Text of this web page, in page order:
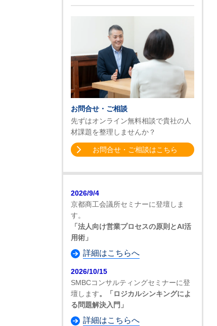
お問合せ・ご相談
先ずはオンライン無料相談で貴社の人
材課題を整理しませんか？
お問合せ・ご相談はこちら
2026/9/4
京都商工会議所セミナーに登壇しま
す。
「法人向け営業プロセスの原則とAI活
用術」
詳細はこちらへ
2026/10/15
SMBCコンサルティングセミナーに登
壇します。「ロジカルシンキングによ
る問題解決入門」
詳細はこちらへ